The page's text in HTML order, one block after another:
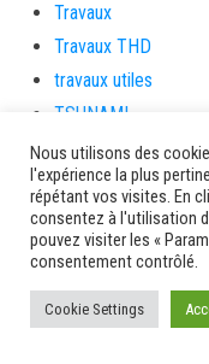
Travaux
Travaux THD
travaux utiles
TSUNAMI
TZCLD
uncategorized
Venir en Martinique
Video
Vie Municipale
Nous utilisons des
l'expérience la plus
répétant vos visites. En
consentez à l'utilisation
pouvez visiter les «
consentement contrôlé.
Cookie Settings